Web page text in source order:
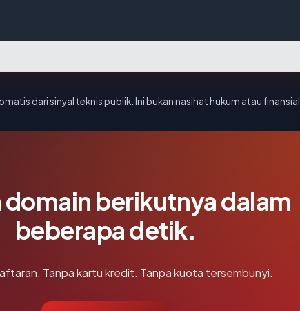
dari sinyal teknis publik. Ini bukan nasihat hukum atau finansial.
domain berikutnya dalam
beberapa detik.
Tanpa kartu kredit. Tanpa kuota tersembunyi.